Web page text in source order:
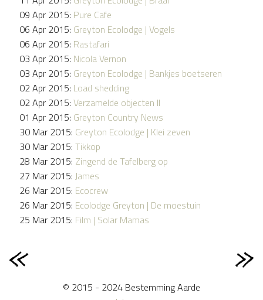
09 Apr 2015: Pure Cafe
06 Apr 2015: Greyton Ecolodge | Vogels
06 Apr 2015: Rastafari
03 Apr 2015: Nicola Vernon
03 Apr 2015: Greyton Ecolodge | Bankjes boetseren
02 Apr 2015: Load shedding
02 Apr 2015: Verzamelde objecten II
01 Apr 2015: Greyton Country News
30 Mar 2015: Greyton Ecolodge | Klei zeven
30 Mar 2015: Tikkop
28 Mar 2015: Zingend de Tafelberg op
27 Mar 2015: James
26 Mar 2015: Ecocrew
26 Mar 2015: Ecolodge Greyton | De moestuin
25 Mar 2015: Film | Solar Mamas
© 2015 - 2024 Bestemming Aarde